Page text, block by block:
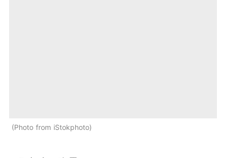
Photo from iStokphoto